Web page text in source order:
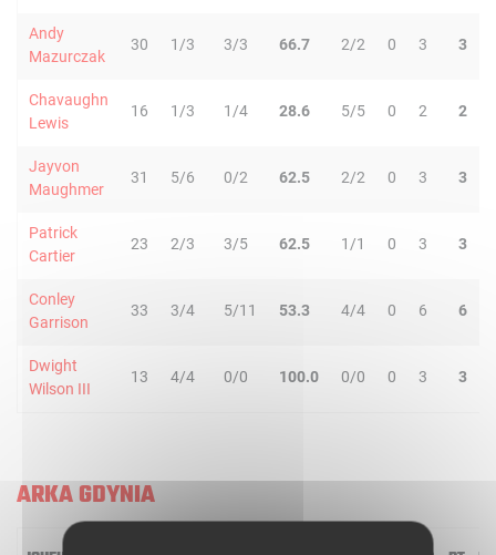
Andy
Mazurczak
30 1/3 3/3 66.7 2/2 0 3 3
Chavaughn
Lewis
16 1/3 1/4 28.6 5/5 0 2 2
Jayvon
Maughmer
31 5/6 0/2 62.5 2/2 0 3 3
Patrick
Cartier
23 2/3 3/5 62.5 1/1 0 3 3
Conley
Garrison
33 3/4 5/11 53.3 4/4 0 6 6
Dwight
Wilson III
13 4/4 0/0 100.0 0/0 0 3 3
ARKA GDYNIA